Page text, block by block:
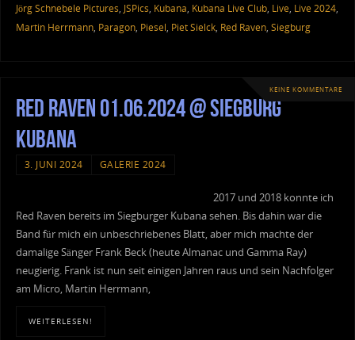
Jörg Schnebele Pictures, JSPics, Kubana, Kubana Live Club, Live, Live 2024,
Martin Herrmann, Paragon, Piesel, Piet Sielck, Red Raven, Siegburg
KEINE KOMMENTARE
Red Raven 01.06.2024 @ Siegburg
Kubana
3. JUNI 2024 GALERIE 2024
2017 und 2018 konnte ich
Red Raven bereits im Siegburger Kubana sehen. Bis dahin war die
Band für mich ein unbeschriebenes Blatt, aber mich machte der
damalige Sänger Frank Beck (heute Almanac und Gamma Ray)
neugierig. Frank ist nun seit einigen Jahren raus und sein Nachfolger
am Micro, Martin Herrmann,
WEITERLESEN!